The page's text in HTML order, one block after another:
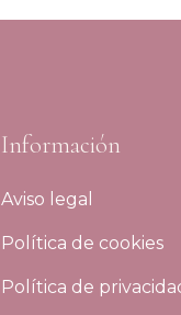
Información
Aviso legal
Política de cookies
Política de